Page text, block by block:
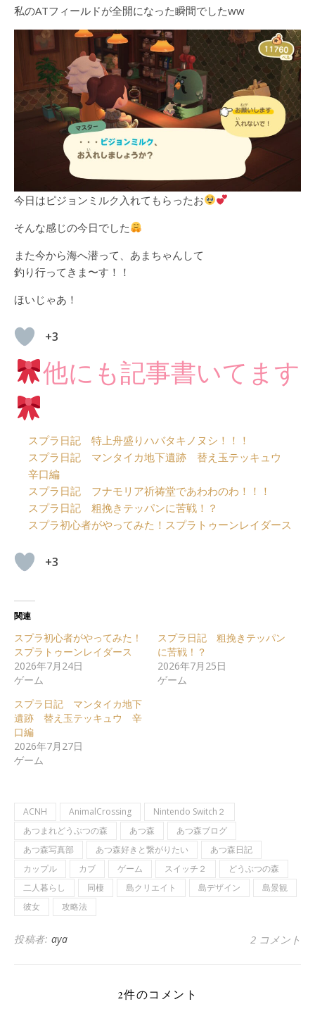
私のATフィールドが全開になった瞬間でしたww
今日はピジョンミルク入れてもらったお
そんな感じの今日でした
また今から海へ潜って、あまちゃんして
釣り行ってきま〜す！！
ほいじゃあ！
+3
他にも記事書いてます
スプラ日記 特上舟盛りハバタキノヌシ！！！
スプラ日記 マンタイカ地下遺跡 替え玉テッキュウ
辛口編
スプラ日記 フナモリア祈祷堂であわわのわ！！！
スプラ日記 粗挽きテッパンに苦戦！？
スプラ初心者がやってみた！スプラトゥーンレイダース
+3
関連
スプラ初心者がやってみた！
スプラトゥーンレイダース
2026年7月24日
ゲーム
スプラ日記 粗挽きテッパン
に苦戦！？
2026年7月25日
ゲーム
スプラ日記 マンタイカ地下
遺跡 替え玉テッキュウ 辛
口編
2026年7月27日
ゲーム
ACNH AnimalCrossing
Nintendo Switch２
あつまれどうぶつの森
あつ森
あつ森ブログ
あつ森写真部
あつ森好きと繋がりたい
あつ森日記
カップル
カブ ゲーム スイッチ２
どうぶつの森
二人暮らし
同棲 島クリエイト 島デザイン
島景観
彼女
攻略法
投稿者: aya 2 コメント
2件のコメント